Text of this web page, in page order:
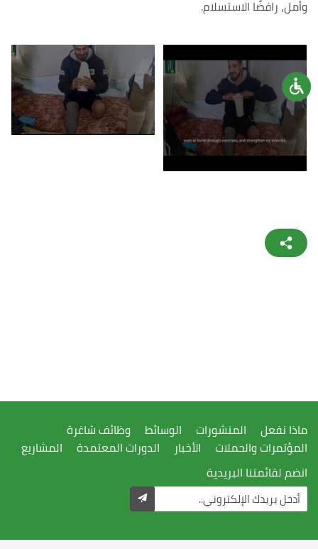
وأمل، رافضًا الاستسلام.
ماذا نفعل المنشورات الوسائط
وظائف شاغرة
المؤتمرات والحملات
الأخبار الدورات المعتمدة
المشاريع
انضم لقائمتنا البريدية